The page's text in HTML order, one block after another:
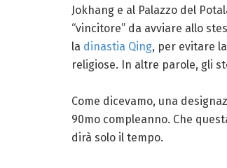
Jokhang e al Palazzo del
“vincitore” da avviare allo
la dinastia Qing, per evitare
religiose. In altre parole, gli
Come dicevamo, una
90mo compleanno. Che
dirà solo il tempo.